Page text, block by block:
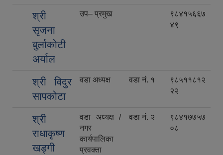
श्री
सृजना
बुर्लाकोटी
अर्याल
उप– प्रमुख
९८४१५६६७
४९
श्री विदुर
सापकोटा
वडा अध्यक्ष वडा नं. १
९८५११८१२
२२
श्री
राधाकृष्ण
खड्गी
वडा अध्यक्ष /
नगर
कार्यपालिका
प्रवक्ता
वडा नं. २
९८४१७७५७
०८